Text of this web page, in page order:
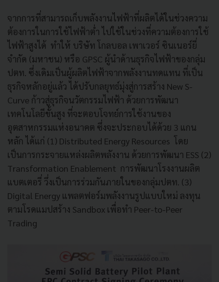
จากการที่สามารถเก็บพลังงานไฟฟ้าที่ผลิตได้ในช่วงความ
ต้องการในการใช้ไฟฟ้าต่ำ ไปใช้ในช่วงที่ความต้องการใช้
ไฟฟ้าสูงได้ ทำให้ บริษัท โกลบอล เพาเวอร์ ซินเนอร์ยี่
จำกัด (มหาชน) หรือ GPSC ผู้นำด้านธุรกิจไฟฟ้าของกลุ่ม
ปตท. ซึ่งเดิมเป็นผู้ผลิตไฟฟ้าจากพลังงานทดแทน ที่เป็น
ธุรกิจหลักอยู่แล้ว ได้ปรับกลยุทธ์มุ่งสู่การสร้าง New S-
Curve ก้าวสู่ธุรกิจนวัตกรรมไฟฟ้า ด้วยการพัฒนา
เทคโนโลยีขั้นสูง ที่จะตอบโจทย์การใช้งานของ
อุตสาหกรรมแห่งอนาคต ซึ่งจะประกอบได้ด้วย 3 แกน
หลัก ได้แก่ (1) Distributed Energy Resources โดย
เป็นการกระจายแหล่งผลิตพลังงาน ด้วยการพัฒนา ESS (2)
Transformation Enablement การพัฒนาโรงงานผลิต
แบตเตอรี่ วึ่งเป็นการร่วมกันภายในของกลุ่มปตท. (3)
Digital Energy แพลตฟอร์มพลังงานรูปแบบใหม่ ลงทุน
ตามโรดแมปสร้าง Sandbox เพื่อทำ Peer-to-Peer
Trading